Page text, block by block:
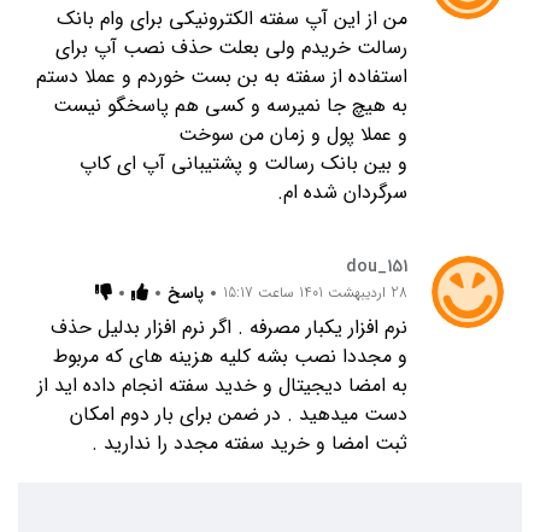
من از این آپ سفته الکترونیکی برای وام بانک
رسالت خریدم ولی بعلت حذف نصب آپ برای
استفاده از سفته به بن بست خوردم و عملا دستم
به هیچ جا نمیرسه و کسی هم پاسخگو نیست
و عملا پول و زمان من سوخت
و بین بانک رسالت و پشتیبانی آپ ای کاپ
سرگردان شده ام.
dou_151
28 اردیبهشت 1401 ساعت 15:17 پاسخ
نرم افزار یکبار مصرفه . اگر نرم افزار بدلیل حذف
و مجددا نصب بشه کلیه هزینه های که مربوط
به امضا دیجیتال و خدید سفته انجام داده اید از
دست میدهید . در ضمن برای بار دوم امکان
ثبت امضا و خرید سفته مجدد را ندارید .